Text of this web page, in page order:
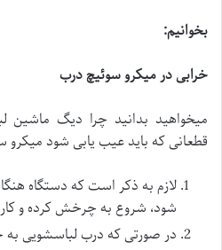
بخوانیم:
خرابی در میکرو سوئیچ درب
میخواهید بدانید چرا دیگ
قطعانی که باید عیب یابی شود
لازم به ذکر است که دستگاه
شود، شروع به چرخش کرده و
در صورتی که درب لباسشویی به